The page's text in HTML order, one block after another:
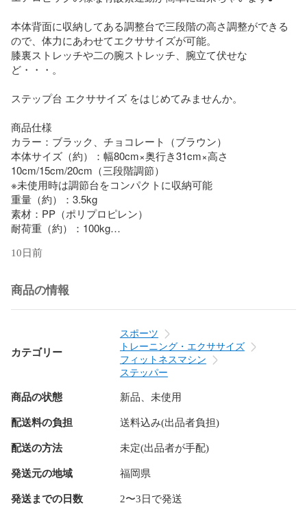
本体背面に収納してある調整台で三段階の高さ調整ができる
ので、体力にあわせてエクササイズが可能。
膝裏ストレッチや二の腕ストレッチ、腕立て伏せな
ど・・・。
ステップ台 エクササイズ をはじめてみませんか。
商品仕様
カラー：ブラック、チョコレート（ブラウン）
本体サイズ（約）：幅80cm×奥行き31cm×高さ
10cm/15cm/20cm（三段階調節）
※未使用時は調節台をコンパクトに収納可能
重量（約）：3.5kg
素材：PP（ポリプロピレン）
耐荷重（約）：100kg
保証期間：7日間
だきます。
配送について
※北海道・沖縄・離島等、一部地域は別途中途料がかかりま
す。
・配達地域や交通事情等により、希望配達日時にお届けでき
ない場合がございます。あらかじめご了承ください。
10日前
商品の情報
カテゴリー
スポーツ
トレーニング・エクササイズ
フィットネスマシン
ステッパー
商品の状態 新品、未使用
配送料の負担 送料込み(出品者負担)
配送の方法 未定(出品者が手配)
発送元の地域 福岡県
発送までの日数 2〜3日で発送